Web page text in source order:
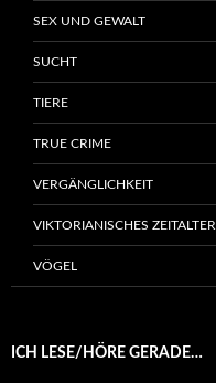
SEX UND GEWALT
SUCHT
TIERE
TRUE CRIME
VERGÄNGLICHKEIT
VIKTORIANISCHES ZEITALTER
VÖGEL
ICH LESE/HÖRE GERADE…